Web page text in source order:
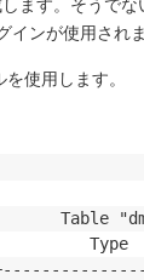
インが使用されま
使用します。
Table
Type